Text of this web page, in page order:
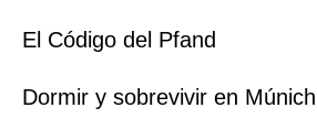
El Código del Pfand
Dormir y sobrevivir en